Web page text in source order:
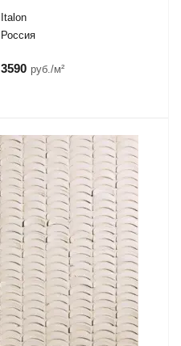
Italon
Россия
3590 руб./м²